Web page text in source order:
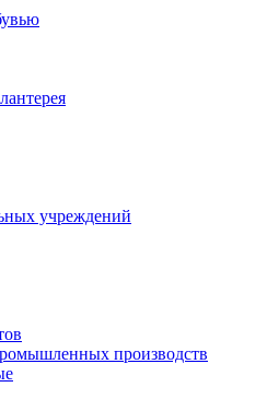
учреждений
производств